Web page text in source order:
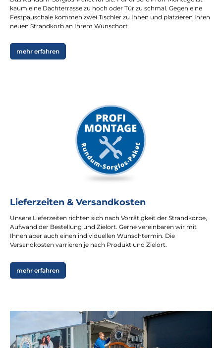
kaum eine Dachterrasse zu hoch oder Tür zu schmal. Gegen eine
Festpauschale kommen zwei Tischler zu Ihnen und platzieren Ihren
neuen Strandkorb an Ihrem Wunschort.
mehr erfahren
Lieferzeiten & Versandkosten
Unsere Lieferzeiten richten sich nach Vorrätigkeit der Strandkörbe,
Aufwand der Bestellung und Zielort. Gerne vereinbaren wir mit
Ihnen aber auch einen individuellen Wunschtermin. Die
Versandkosten varrieren je nach Produkt und Zielort.
mehr erfahren